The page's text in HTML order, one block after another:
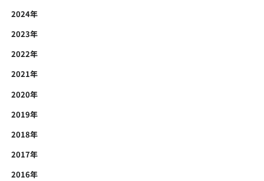
2024年
2023年
2022年
2021年
2020年
2019年
2018年
2017年
2016年